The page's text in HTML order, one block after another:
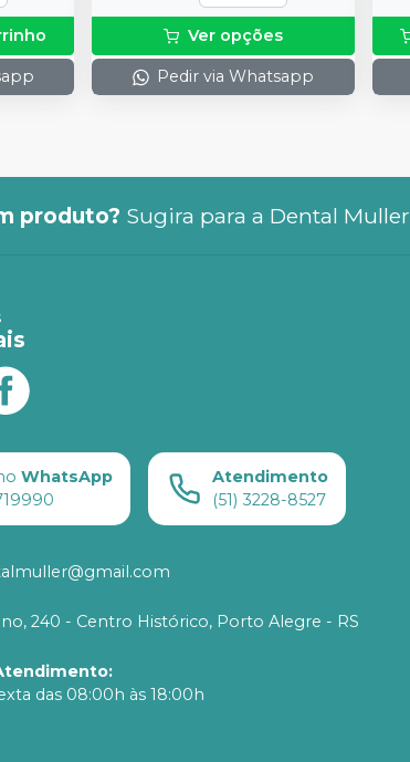
Ver opções
Pedir via Whatsapp
produto? Sugira para a Dental Muller
WhatsApp
Atendimento
(51) 3228-8527
240 - Centro Histórico, Porto Alegre - RS
:
das 08:00h às 18:00h